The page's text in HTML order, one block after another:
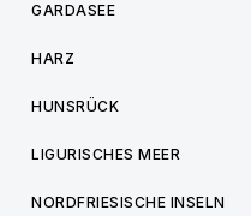
GARDASEE
HARZ
HUNSRÜCK
LIGURISCHES MEER
NORDFRIESISCHE INSELN